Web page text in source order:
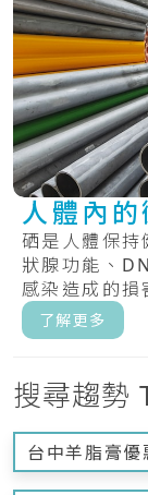
人體內
硒是人體保持
狀腺功能、
感染造成的
了解更多
搜尋趨勢
台中羊脂膏優